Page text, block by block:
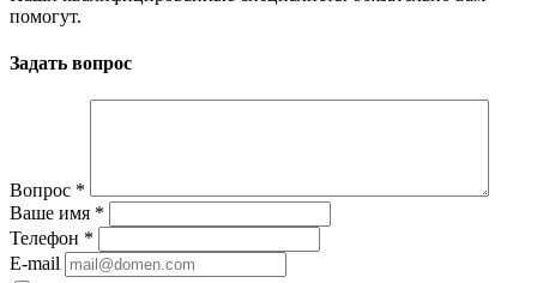
помогут.
Задать вопрос
Вопрос *
Ваше имя *
Телефон *
E-mail